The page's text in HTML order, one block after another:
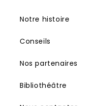
Notre histoire
Conseils
Nos partenaires
Bibliothéâtre